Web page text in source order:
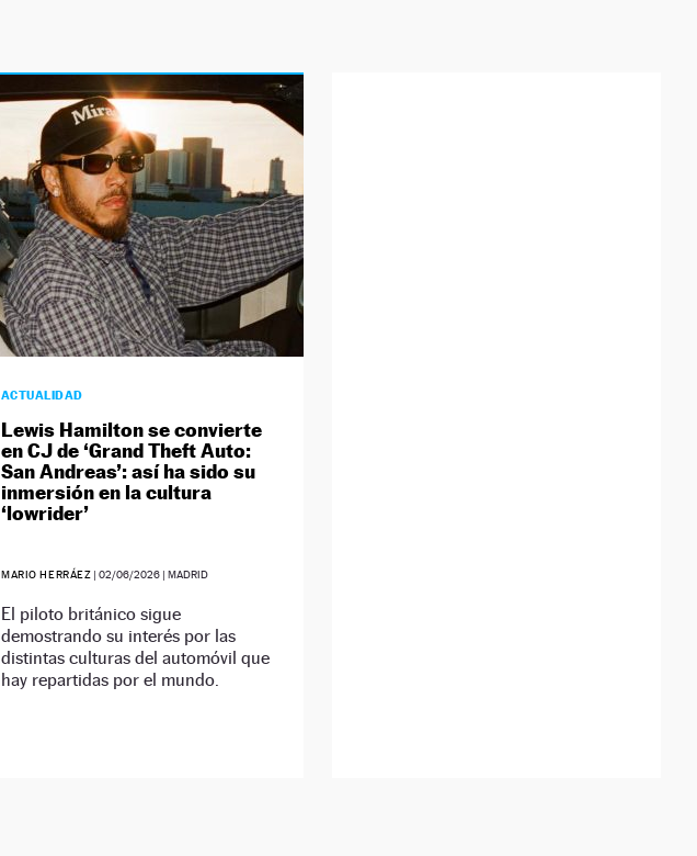
ACTUALIDAD
Lewis Hamilton se convierte
en CJ de ‘Grand Theft Auto:
San Andreas’: así ha sido su
inmersión en la cultura
‘lowrider’
MARIO HERRÁEZ |02/06/2026 | MADRID
El piloto británico sigue
demostrando su interés por las
distintas culturas del automóvil que
hay repartidas por el mundo.